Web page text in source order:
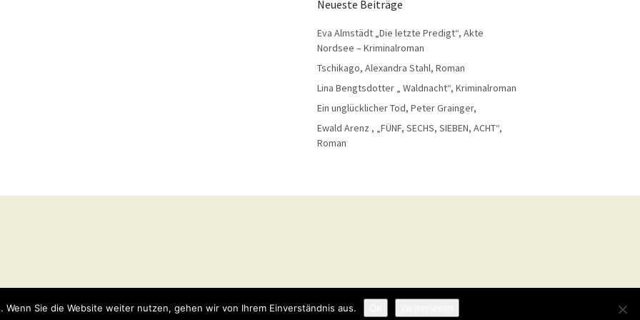
Neueste Beiträge
Eva Almstädt „Die letzte Predigt“, Akte
Nordsee – Kriminalroman
Tschikago, Alexandra Stahl, Roman
Lina Bengtsdotter „ Waldnacht“, Kriminalroman
Ein unglücklicher Tod, Peter Grainger,
Ewald Arenz , „FÜNF, SECHS, SIEBEN, ACHT“,
Roman
Wenn Sie die Website weiter nutzen, gehen wir von Ihrem Einverständnis aus.